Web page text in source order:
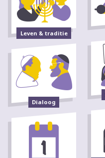
Leven & traditie
Dialoog